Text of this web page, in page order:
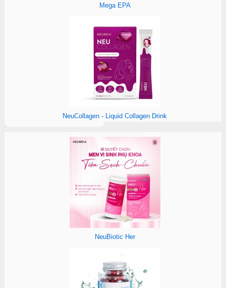
Mega EPA
NeuCollagen - Liquid Collagen Drink
NeuBiotic Her